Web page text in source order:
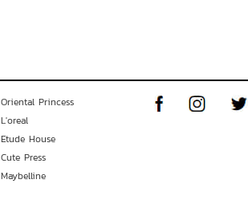
Oriental Princess
L'oreal
Etude House
Cute Press
Maybelline